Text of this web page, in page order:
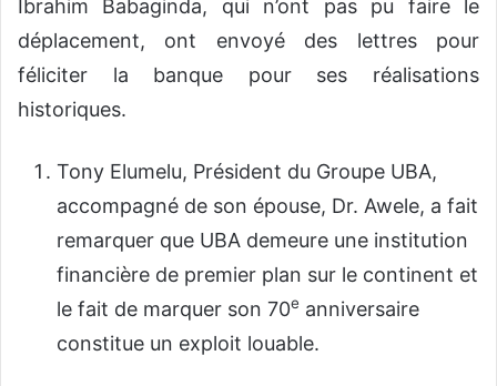
Ibrahim Babaginda, qui n’ont pas pu faire le
déplacement, ont envoyé des lettres pour
féliciter la banque pour ses réalisations
historiques.
Tony Elumelu, Président du Groupe UBA,
accompagné de son épouse, Dr. Awele, a fait
remarquer que UBA demeure une institution
financière de premier plan sur le continent et
le fait de marquer son 70e anniversaire
constitue un exploit louable.